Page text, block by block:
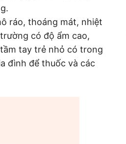
ráo, thoáng mát, nhiệt
có độ ẩm cao,
tay trẻ nhỏ có trong
đình để thuốc và các